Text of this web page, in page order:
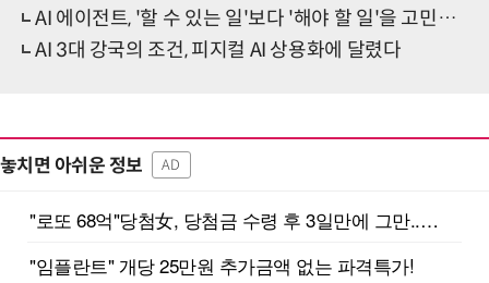
AI 에이전트, '할 수 있는 일'보다 '해야 할 일'을 고민할 때
AI 3대 강국의 조건, 피지컬 AI 상용화에 달렸다
놓치면 아쉬운 정보 AD